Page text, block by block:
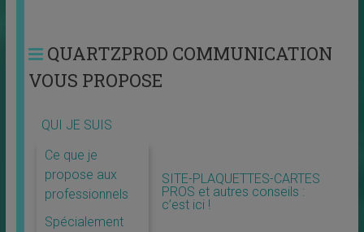
QUARTZPROD COMMUNICATION
VOUS PROPOSE
QUI JE SUIS
Ce que je
propose aux
professionnels
Spécialement
SITE-PLAQUETTES-CARTES
PROS et autres conseils :
c’est ici !